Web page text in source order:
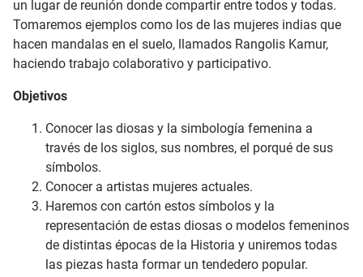
un lugar de reunión donde compartir entre todos y todas.
Tomaremos ejemplos como los de las mujeres indias que
hacen mandalas en el suelo, llamados Rangolis Kamur,
haciendo trabajo colaborativo y participativo.
Objetivos
Conocer las diosas y la simbología femenina a
través de los siglos, sus nombres, el porqué de sus
símbolos.
Conocer a artistas mujeres actuales.
Haremos con cartón estos símbolos y la
representación de estas diosas o modelos femeninos
de distintas épocas de la Historia y uniremos todas
las piezas hasta formar un tendedero popular.